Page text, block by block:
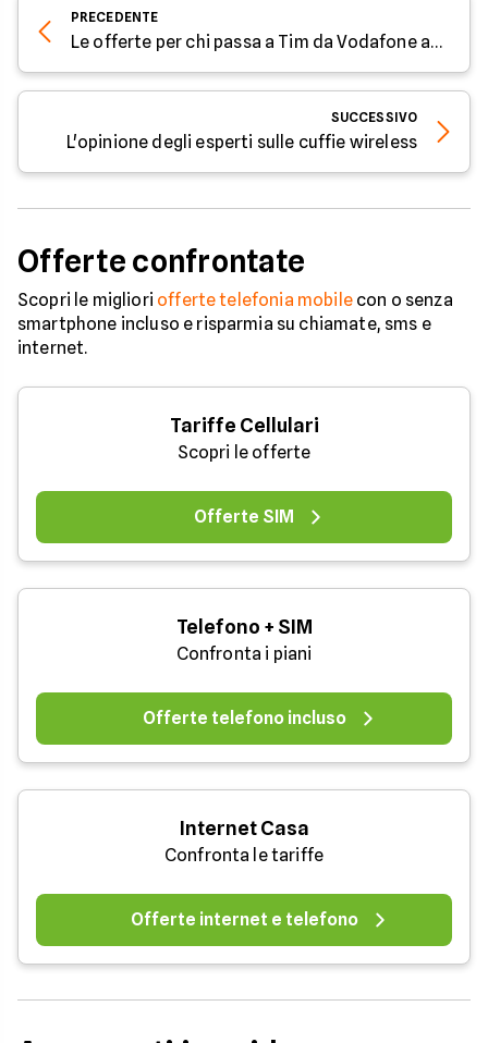
PRECEDENTE
Le offerte per chi passa a Tim da Vodafone a Giugno 2021
SUCCESSIVO
L'opinione degli esperti sulle cuffie wireless
Offerte confrontate
Scopri le migliori offerte telefonia mobilecon o senza
smartphone incluso e risparmia su chiamate, sms e
internet.
Tariffe Cellulari
Scopri le offerte
Offerte SIM
Telefono + SIM
Confronta i piani
Offerte telefono incluso
Internet Casa
Confronta le tariffe
Offerte internet e telefono